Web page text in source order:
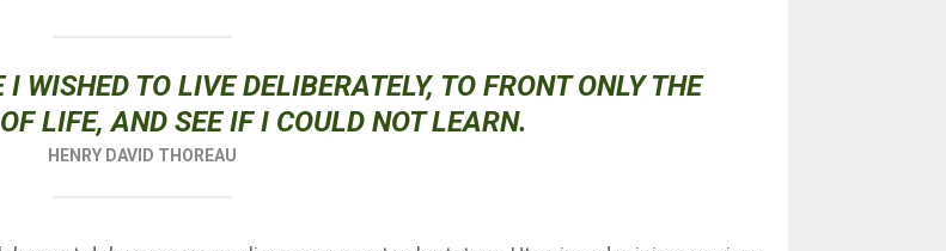
WISHED TO LIVE DELIBERATELY, TO FRONT ONLY THE
LIFE, AND SEE IF I COULD NOT LEARN.
HENRY DAVID THOREAU